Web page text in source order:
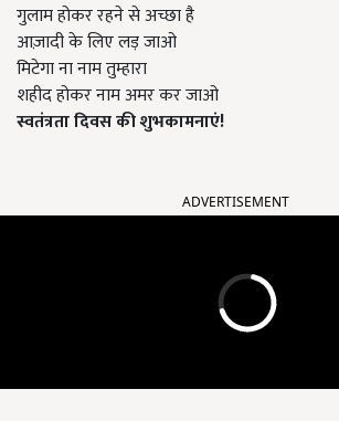
गुलाम होकर रहने से अच्छा है
आज़ादी के लिए लड़ जाओ
मिटेगा ना नाम तुम्हारा
शहीद होकर नाम अमर कर जाओ
स्वतंत्रता दिवस की शुभकामनाएं!
ADVERTISEMENT